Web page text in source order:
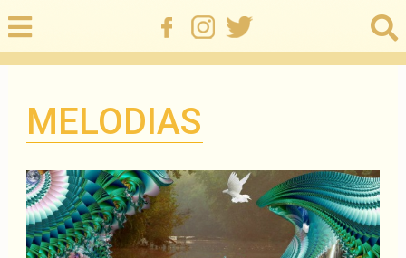
MELODIAS